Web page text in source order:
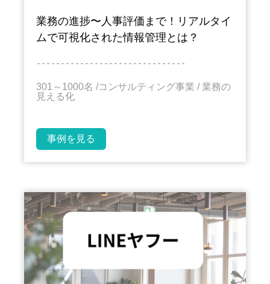
業務の進捗〜人事評価まで！リアルタイ
ムで可視化された情報管理とは？
－－－－－－－－－－－－－－－－－－－－－－－－－－－－－－－
301～1000名 /コンサルティング事業 / 業務の
見える化
事例を見る